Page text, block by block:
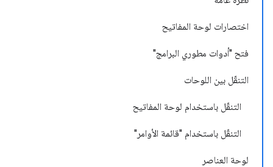
اختصارات لوحة المفاتيح
فتح "أدوات مطوري البرامج"
التنقّل بين اللوحات
التنقّل باستخدام لوحة المفاتيح
التنقّل باستخدام "قائمة الأوامر"
لوحة العناصر